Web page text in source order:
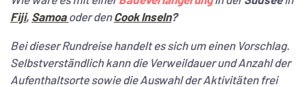
Fiji, Samoaoder denCook Inseln?
Bei dieser Rundreise handelt es sich um einen Vorschlag.
Selbstverständlich kann die Verweildauer und Anzahl der
Aufenthaltsorte sowie die Auswahl der Aktivitäten frei